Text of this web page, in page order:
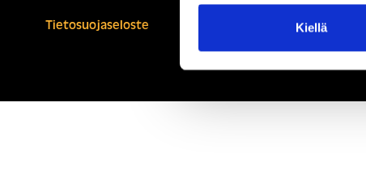
Kiellä
Tietosuojaseloste